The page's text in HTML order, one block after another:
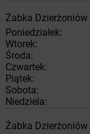
Żabka Dzierżoniów
Poniedziałek:
Wtorek:
Środa:
Czwartek:
Piątek:
Sobota:
Niedziela:
Żabka Dzierżoniów